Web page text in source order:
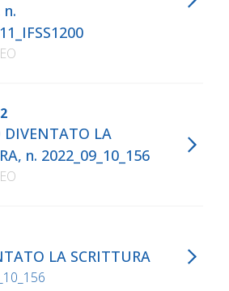
DIVENTATO LA
n. 2022_09_10_156
LA SCRITTURA